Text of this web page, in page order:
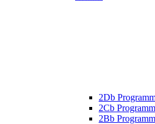
2Db
2Cb
2Bb